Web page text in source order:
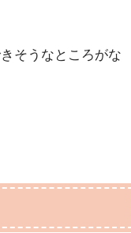
そうなところがな